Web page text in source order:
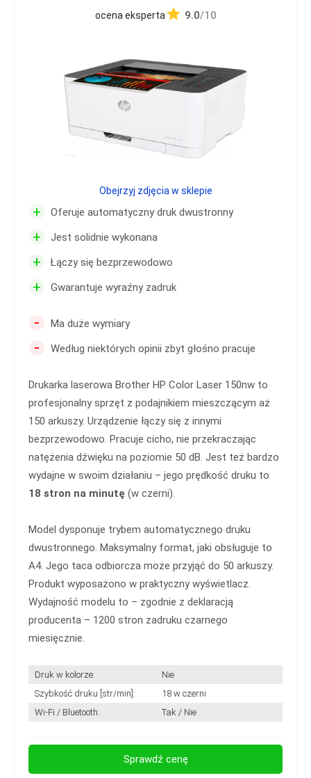
ocena eksperta 9.0/10
+ Oferuje automatyczny druk dwustronny
+ Jest solidnie wykonana
+ Łączy się bezprzewodowo
+ Gwarantuje wyraźny zadruk
- Ma duże wymiary
- Według niektórych opinii zbyt głośno pracuje
Drukarka laserowa Brother HP Color Laser 150nw to
profesjonalny sprzęt z podajnikiem mieszczącym aż
150 arkuszy. Urządzenie łączy się z innymi
bezprzewodowo. Pracuje cicho, nie przekraczając
natężenia dźwięku na poziomie 50 dB. Jest też bardzo
wydajne w swoim działaniu – jego prędkość druku to
18 stron na minutę (w czerni).
Model dysponuje trybem automatycznego druku
dwustronnego. Maksymalny format, jaki obsługuje to
A4. Jego taca odbiorcza może przyjąć do 50 arkuszy.
Produkt wyposażono w praktyczny wyświetlacz.
Wydajność modelu to – zgodnie z deklaracją
producenta – 1200 stron zadruku czarnego
miesięcznie.
Druk w kolorze:
Nie
Szybkość druku [str/min]:
18 w czerni
Wi-Fi / Bluetooth:
Tak / Nie
Obejrzyj zdjęcia w sklepie
Sprawdź cenę